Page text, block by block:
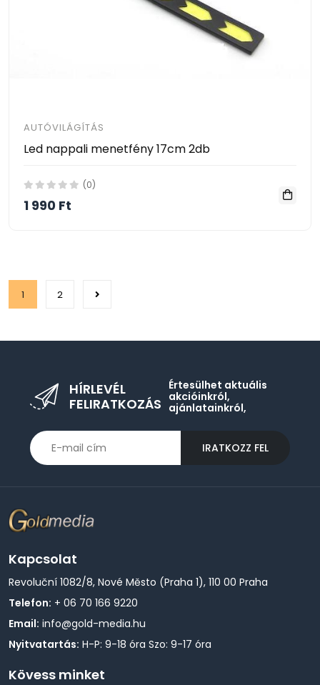
AUTÓVILÁGÍTÁS
Led nappali menetfény 17cm 2db
(0)
1 990 Ft
1 2
HÍRLEVÉL
FELIRATKOZÁS
Értesülhet aktuális
akcióinkról,
ajánlatainkról,
IRATKOZZ FEL
Kapcsolat
Revoluční 1082/8, Nové Město (Praha 1), 110 00 Praha
Telefon: + 06 70 166 9220
Email: info@gold-media.hu
Nyitvatartás: H-P: 9-18 óra Szo: 9-17 óra
Kövess minket